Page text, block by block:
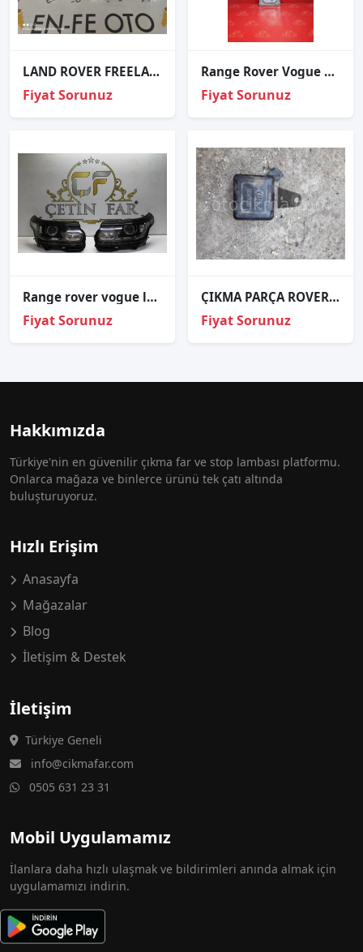
LAND ROVER FREELANDER SOL FAR CAMI SIFIR 2008 2009 2010 2011 2012
Fiyat Sorunuz
Range Rover Vogue L322 Led Beyni Sıfır Orjinal
Fiyat Sorunuz
Range rover vogue l405 adapti̇ve sağ sol far sökme hatasiz 2013-2017
Fiyat Sorunuz
ÇIKMA PARÇA ROVER FAR RULESİ
Fiyat Sorunuz
Hakkımızda
Türkiye'nin en güvenilir çıkma far ve stop lambası platformu.
Onlarca mağaza ve binlerce ürünü tek çatı altında
buluşturuyoruz.
Hızlı Erişim
Anasayfa
Mağazalar
Blog
İletişim & Destek
İletişim
Türkiye Geneli
info@cikmafar.com
0505 631 23 31
Mobil Uygulamamız
İlanlara daha hızlı ulaşmak ve bildirimleri anında almak için
uygulamamızı indirin.